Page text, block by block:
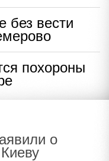
без вести
похороны
о